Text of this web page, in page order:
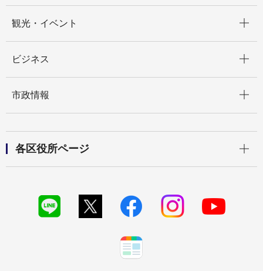
観光・イベント
ビジネス
市政情報
各区役所ページ